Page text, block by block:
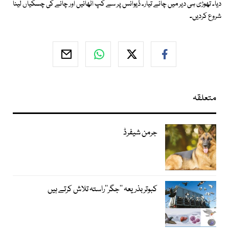
دیا۔ تھوڑی ہی دیر میں چائے تیار۔ ڈیوائس پر سے کپ اٹھائیں اور چائے کی چسکیاں لینا
شروع کردیں۔
متعلقہ
جرمن شیفرڈ
کبوتر بذریعہ ’’جگر‘‘راستہ تلاش کرتے ہیں